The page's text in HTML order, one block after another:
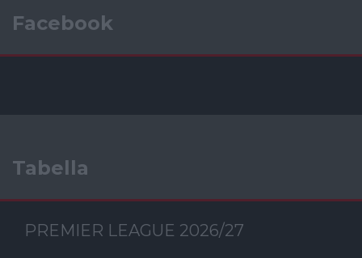
Facebook
Tabella
PREMIER LEAGUE 2026/27